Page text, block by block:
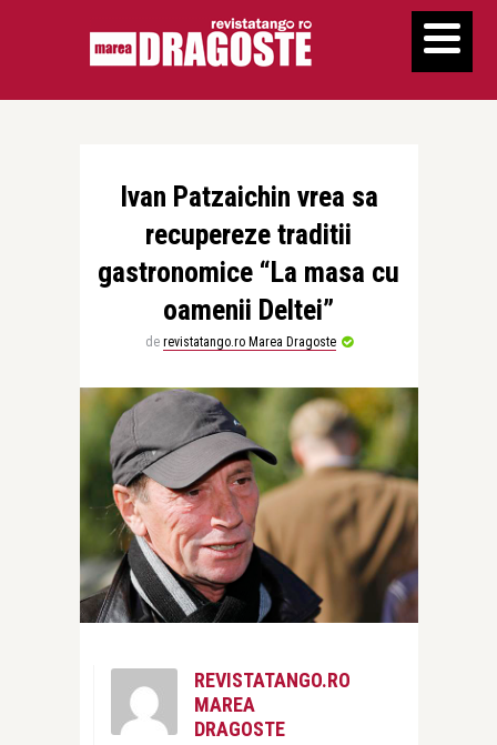
Ivan Patzaichin vrea sa
recupereze traditii
gastronomice “La masa cu
oamenii Deltei”
de revistatango.ro Marea Dragoste
REVISTATANGO.RO
MAREA
DRAGOSTE